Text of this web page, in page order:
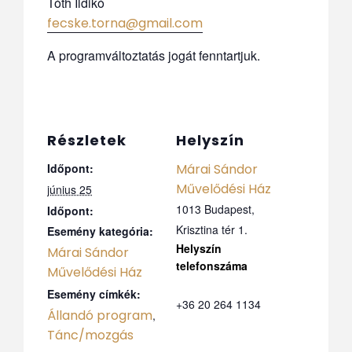
fecske.torna@gmail.com
A programváltoztatás jogát fenntartjuk.
Részletek
Időpont:
június 25
Időpont:
Esemény kategória:
Márai Sándor
Művelődési Ház
Esemény címkék:
Állandó program,
Tánc/mozgás
Helyszín
Márai Sándor
Művelődési Ház
1013 Budapest,
Krisztina tér 1.
+36 20 264 1134